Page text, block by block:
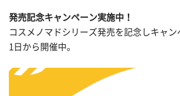
発売記念キャンペーン実施中！
コスメノマドシリーズ発売を記念しキャン
1日から開催中。